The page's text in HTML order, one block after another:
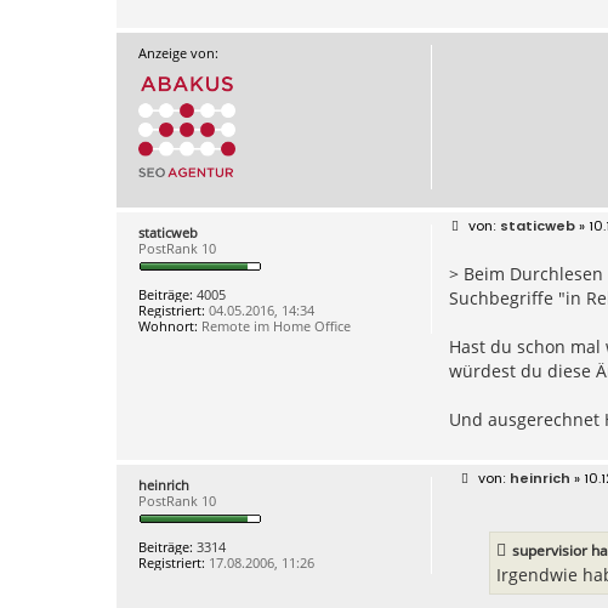
Anzeige von:
staticweb
PostRank 10
Beiträge: 4005
Registriert: 04.05.2016, 14:34
Wohnort: Remote im Home Office
B
t
a
staticweb»
> Beim
Suchbegriffe "in
Hast du schon
würdest du diese
Und ausgerechnet
heinrich
PostRank 10
Beiträge: 3314
Registriert: 17.08.2006, 11:26
B
heinrich »
supervisior
Irgendwie